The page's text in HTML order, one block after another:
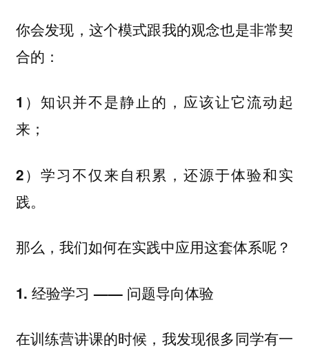
你会发现，这个模式跟我的观念也是非常契
合的：
1）知识并不是静止的，应该让它流动起
来；
2）学习不仅来自积累，还源于体验和实
践。
那么，我们如何在实践中应用这套体系呢？
1. 经验学习 —— 问题导向体验
在训练营讲课的时候，我发现很多同学有一